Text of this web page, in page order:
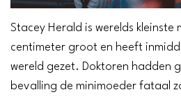
Stacey Herald is werelds kleinste
centimeter groot en heeft
wereld gezet. Doktoren hadden
bevalling de minimoeder fataal